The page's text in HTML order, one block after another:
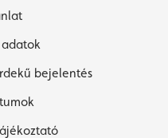
bejelentés